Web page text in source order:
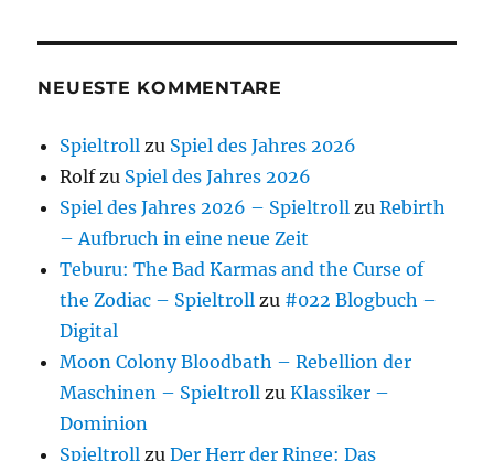
NEUESTE KOMMENTARE
Spieltroll zu Spiel des Jahres 2026
Rolfzu Spiel des Jahres 2026
Spiel des Jahres 2026 – Spieltroll zuRebirth
– Aufbruch in eine neue Zeit
Teburu: The Bad Karmas and the Curse of
the Zodiac – Spieltroll zu #022 Blogbuch –
Digital
Moon Colony Bloodbath – Rebellion der
Maschinen – Spieltroll zuKlassiker –
Dominion
Spieltroll zuDer Herr der Ringe: Das